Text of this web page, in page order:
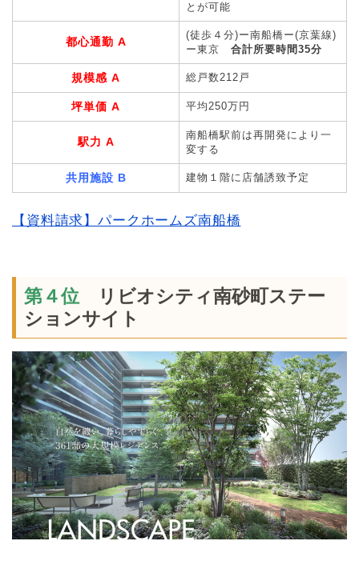
とが可能
都心通勤 A
(徒歩４分)ー南船橋ー(京葉線)
ー東京 合計所要時間35分
規模感 A 総戸数212戸
坪単価 A 平均250万円
駅力 A
南船橋駅前は再開発により一
変する
共用施設 B 建物１階に店舗誘致予定
【資料請求】パークホームズ南船橋
第４位 リビオシティ南砂町ステー
ションサイト